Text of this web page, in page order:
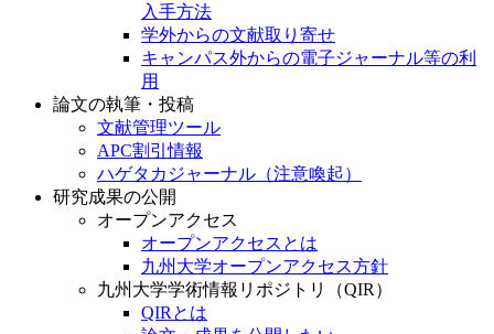
入手方法
学外からの文献取り寄せ
キャンパス外からの電子ジャーナル等の利
用
論文の執筆・投稿
文献管理ツール
APC割引情報
ハゲタカジャーナル（注意喚起）
研究成果の公開
オープンアクセス
オープンアクセスとは
九州大学オープンアクセス方針
九州大学学術情報リポジトリ（QIR）
QIRとは